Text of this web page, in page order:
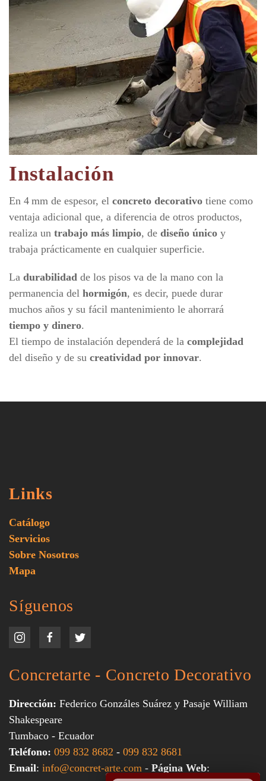
Instalación
En 4 mm de espesor, el concreto decorativo tiene como
ventaja adicional que, a diferencia de otros productos,
realiza un trabajo más limpio, de diseño único y
trabaja prácticamente en cualquier superficie.
La durabilidad de los pisos va de la mano con la
permanencia del hormigón, es decir, puede durar
muchos años y su fácil mantenimiento le ahorrará
tiempo y dinero.
El tiempo de instalación dependerá de la complejidad
del diseño y de su creatividad por innovar.
Links
Catálogo
Servicios
Sobre Nosotros
Mapa
Síguenos
Concretarte - Concreto Decorativo
Dirección: Federico Gonzáles Suárez y Pasaje William
Shakespeare
Tumbaco - Ecuador
Teléfono: 099 832 8682 - 099 832 8681
Email: info@concret-arte.com - Página Web: